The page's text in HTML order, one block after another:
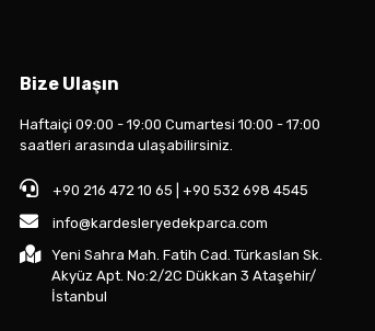
Bize Ulaşın
Haftaiçi 09:00 - 19:00 Cumartesi 10:00 - 17:00
saatleri arasında ulaşabilirsiniz.
+90 216 472 10 65 | +90 532 698 4545
info@kardesleryedekparca.com
Yeni Sahra Mah. Fatih Cad. Türkaslan Sk.
Akyüz Apt. No:2/2C Dükkan 3 Ataşehir/
İstanbul